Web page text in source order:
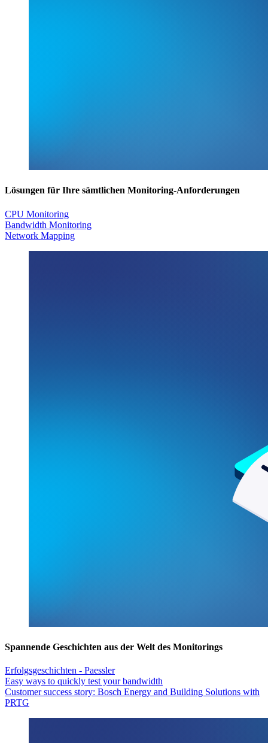
Lösungen für Ihre sämtlichen Monitoring-Anforderungen
CPU Monitoring
Bandwidth Monitoring
Network Mapping
Spannende Geschichten aus der Welt des Monitorings
Erfolgsgeschichten - Paessler
Easy ways to quickly test your bandwidth
Customer success story: Bosch Energy and Building Solutions with
PRTG